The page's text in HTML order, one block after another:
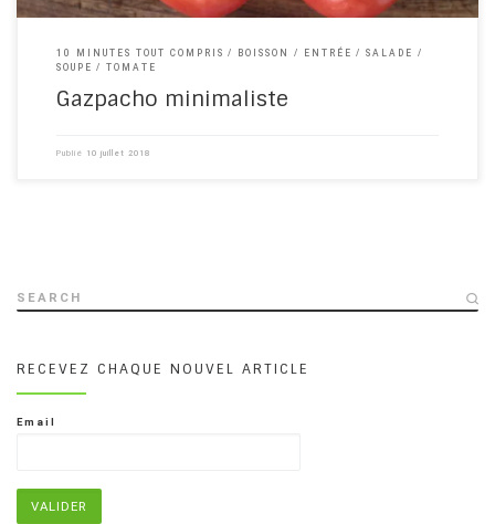
10 MINUTES TOUT COMPRIS BOISSON ENTRÉE
SALADE
SOUPE
TOMATE
Gazpacho minimaliste
Publié 10 juillet 2018
SEARCH
RECEVEZ CHAQUE NOUVEL ARTICLE
Email